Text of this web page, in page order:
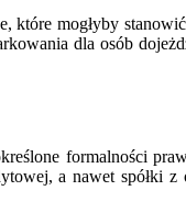
mogłyby
dla osób
formalności
a nawet